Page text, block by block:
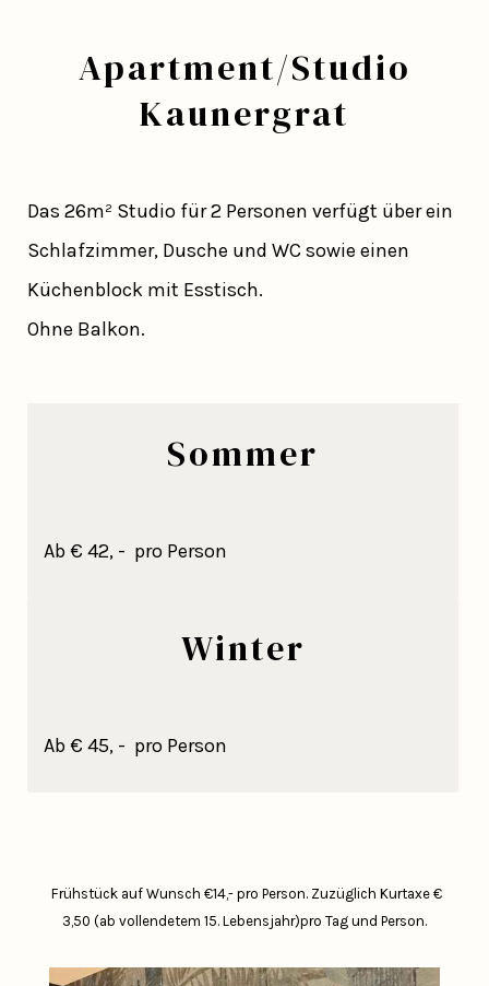
Apartment/Studio
Kaunergrat
Das 26m² Studio für 2 Personen verfügt über ein
Schlafzimmer, Dusche und WC sowie einen
Küchenblock mit Esstisch.
Ohne Balkon.
Sommer
Ab € 42, - pro Person
Winter
Ab € 45, - pro Person
Frühstück auf Wunsch €14,- pro Person.Zuzüglich Kurtaxe €
3,50 (ab vollendetem 15. Lebensjahr)pro Tag und Person.